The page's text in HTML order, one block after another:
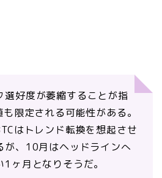
選好度が萎縮することが指
限定される可能性がある。
はトレンド転換を想起させ
が、10月はヘッドラインへ
ヶ月となりそうだ。